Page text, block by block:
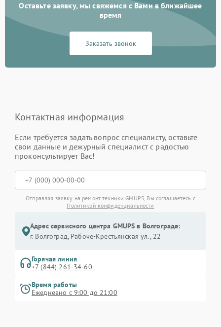
Оставьте заявку, мы свяжемся с Вами в ближайшее
время
Заказать звонок
Контактная информация
Если требуется задать вопрос специалисту, оставьте
свои данные и дежурный специалист с радостью
проконсультирует Вас!
Отправляя заявку на ремонт техники GMUPS, Вы соглашаетесь с
Политикой конфиденциальности
Адрес сервисного центра GMUPS в Волгограде:
г. Волгоград, Рабоче-Крестьянская ул., 22
Горячая линия
+7 (844) 261-34-60
Время работы
Ежедневно с 9:00 до 21:00